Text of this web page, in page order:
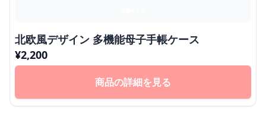
北欧風デザイン 多機能母子手帳ケース
¥2,200
商品の詳細を見る